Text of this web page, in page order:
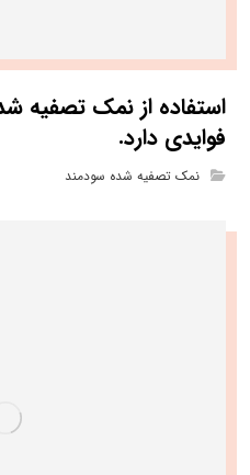
استفاده از نمک تصفیه
فوایدی دارد.
نمک تصفیه شده سودمند